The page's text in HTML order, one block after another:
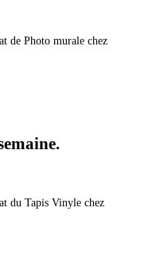
de Photo murale chez
du Tapis Vinyle chez